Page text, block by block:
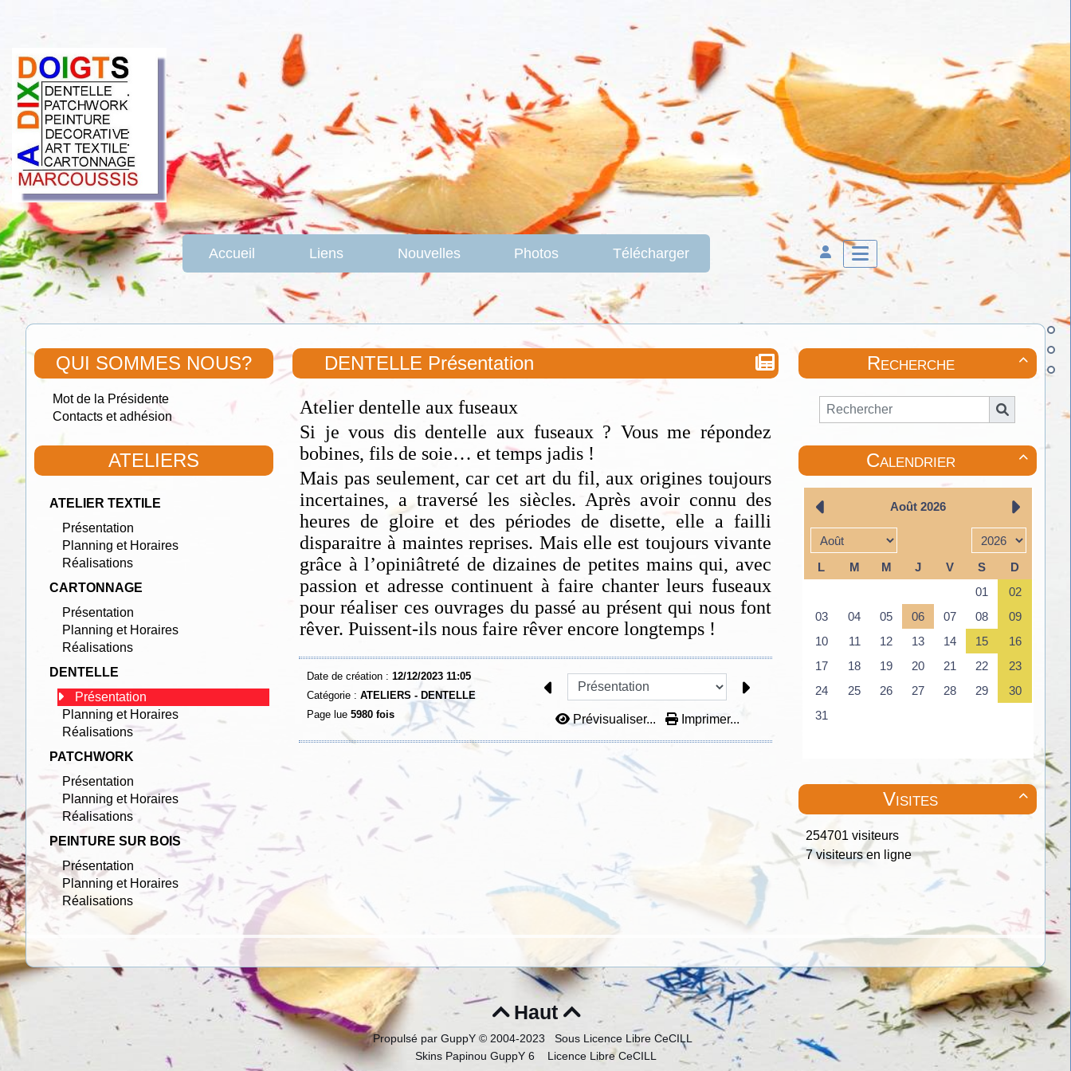
Accueil Liens Nouvelles Photos Télécharger
QUI SOMMES NOUS?
Mot de la Présidente
Contacts et adhésion
ATELIERS
ATELIER TEXTILE
Présentation
Planning et Horaires
Réalisations
CARTONNAGE
Présentation
Planning et Horaires
Réalisations
DENTELLE
Présentation
Planning et Horaires
Réalisations
PATCHWORK
Présentation
Planning et Horaires
Réalisations
PEINTURE SUR BOIS
Présentation
Planning et Horaires
Réalisations
DENTELLE Présentation
Atelier dentelle aux fuseaux
Si je vous dis dentelle aux fuseaux ? Vous me répondez
bobines, fils de soie… et temps jadis !
Mais pas seulement, car cet art du fil, aux origines toujours
incertaines, a traversé les siècles. Après avoir connu des
heures de gloire et des périodes de disette, elle a failli
disparaitre à maintes reprises. Mais elle est toujours vivante
grâce à l’opiniâtreté de dizaines de petites mains qui, avec
passion et adresse continuent à faire chanter leurs fuseaux
pour réaliser ces ouvrages du passé au présent qui nous font
rêver. Puissent-ils nous faire rêver encore longtemps !
Date de création : 12/12/2023 11:05
Catégorie : ATELIERS - DENTELLE
Page lue 5980 fois Prévisualiser... Imprimer...

Recherche

Calendrier

Visites
254701 visiteurs
7 visiteurs en ligne
Haut 
Propulsé par GuppY © 2004-2023
Sous Licence Libre CeCILL
Skins Papinou GuppY 6
Licence Libre CeCILL